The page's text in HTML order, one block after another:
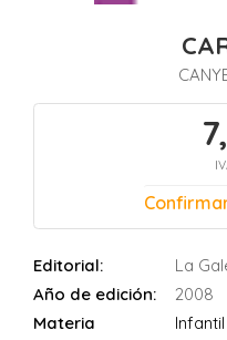
Editorial:
La
Año de edición:
2008
Materia
Infantil